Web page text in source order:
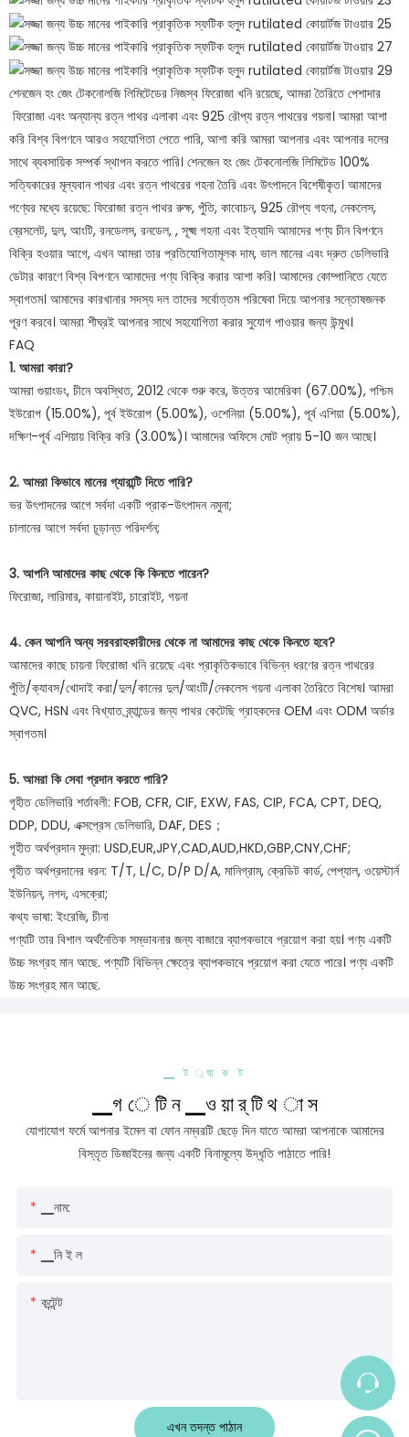
শেনজেন হং জেং টেকনোলজি লিমিটেডের নিজস্ব ফিরোজা খনি রয়েছে, আমরা তৈরিতে পেশাদার
ফিরোজা এবং অন্যান্য রত্ন পাথর এলাকা এবং 925 রৌপ্য রত্ন পাথরের গয়না। আমরা আশা
করি বিশ্ব বিপণনে আরও সহযোগিতা পেতে পারি, আশা করি আমরা আপনার এবং আপনার দলের
সাথে ব্যবসায়িক সম্পর্ক স্থাপন করতে পারি। শেনজেন হং জেং টেকনোলজি লিমিটেড 100%
সত্যিকারের মূল্যবান পাথর এবং রত্ন পাথরের গহনা তৈরি এবং উৎপাদনে বিশেষীকৃত। আমাদের
পণ্যের মধ্যে রয়েছে: ফিরোজা রত্ন পাথর রুক্ষ, পুঁতি, কাবোচন, 925 রৌপ্য গহনা, নেকলেস,
ব্রেসলেট, দুল, আংটি, রনডেলস, রনডেল, , সূক্ষ্ম গহনা এবং ইত্যাদি আমাদের পণ্য চীন বিপণনে
বিক্রি হওয়ার আগে, এখন আমরা তার প্রতিযোগিতামূলক দাম, ভাল মানের এবং দ্রুত ডেলিভারি
ডেটার কারণে বিশ্ব বিপণনে আমাদের পণ্য বিক্রি করার আশা করি। আমাদের কোম্পানিতে যেতে
স্বাগতম। আমাদের কারখানার সদস্য দল তাদের সর্বোত্তম পরিষেবা দিয়ে আপনার সন্তোষজনক
পূরণ করবে। আমরা শীঘ্রই আপনার সাথে সহযোগিতা করার সুযোগ পাওয়ার জন্য উন্মুখ।
FAQ
1. আমরা কারা?
আমরা গুয়াংডং, চীনে অবস্থিত, 2012 থেকে শুরু করে, উত্তর আমেরিকা (67.00%), পশ্চিম
ইউরোপ (15.00%), পূর্ব ইউরোপ (5.00%), ওশেনিয়া (5.00%), পূর্ব এশিয়া (5.00%),
দক্ষিণ-পূর্ব এশিয়ায় বিক্রি করি (3.00%)। আমাদের অফিসে মোট প্রায় 5-10 জন আছে।
2. আমরা কিভাবে মানের গ্যারান্টি দিতে পারি?
ভর উৎপাদনের আগে সর্বদা একটি প্রাক-উৎপাদন নমুনা;
চালানের আগে সর্বদা চূড়ান্ত পরিদর্শন;
3. আপনি আমাদের কাছ থেকে কি কিনতে পারেন?
ফিরোজা, লারিমার, কায়ানাইট, চারোইট, গয়না
4. কেন আপনি অন্য সরবরাহকারীদের থেকে না আমাদের কাছ থেকে কিনতে হবে?
আমাদের কাছে চায়না ফিরোজা খনি রয়েছে এবং প্রাকৃতিকভাবে বিভিন্ন ধরণের রত্ন পাথরের
পুঁতি/ক্যাবস/খোদাই করা/দুল/কানের দুল/আংটি/নেকলেস গয়না এলাকা তৈরিতে বিশেষ। আমরা
QVC, HSN এবং বিখ্যাত ব্র্যান্ডের জন্য পাথর কেটেছি গ্রাহকদের OEM এবং ODM অর্ডার
স্বাগতম।
5. আমরা কি সেবা প্রদান করতে পারি?
গৃহীত ডেলিভারি শর্তাবলী: FOB, CFR, CIF, EXW, FAS, CIP, FCA, CPT, DEQ,
DDP, DDU, এক্সপ্রেস ডেলিভারি, DAF, DES；
গৃহীত অর্থপ্রদান মুদ্রা: USD,EUR,JPY,CAD,AUD,HKD,GBP,CNY,CHF;
গৃহীত অর্থপ্রদানের ধরন: T/T, L/C, D/P D/A, মানিগ্রাম, ক্রেডিট কার্ড, পেপ্যাল, ওয়েস্টার্ন
ইউনিয়ন, নগদ, এসক্রো;
কথ্য ভাষা: ইংরেজি, চীনা
পণ্যটি তার বিশাল অর্থনৈতিক সম্ভাবনার জন্য বাজারে ব্যাপকভাবে প্রয়োগ করা হয়। পণ্য একটি
উচ্চ সংগ্রহ মান আছে. পণ্যটি বিভিন্ন ক্ষেত্রে ব্যাপকভাবে প্রয়োগ করা যেতে পারে। পণ্য একটি
উচ্চ সংগ্রহ মান আছে.
▁ ট ্যা ক ট
▁গ ে টি ন ▁ও য়া র্ টি থ া স
যোগাযোগ ফর্মে আপনার ইমেল বা ফোন নম্বরটি ছেড়ে দিন যাতে আমরা আপনাকে আমাদের
বিস্তৃত ডিজাইনের জন্য একটি বিনামূল্যে উদ্ধৃতি পাঠাতে পারি!
▁নাম:
▁নি ই ল
কন্টেন্ট
এখন তদন্ত পাঠান